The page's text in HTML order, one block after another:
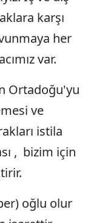
karşı
her
var.
Ortadoğu'yu
ve
istila
, bizim için
oğlu olur